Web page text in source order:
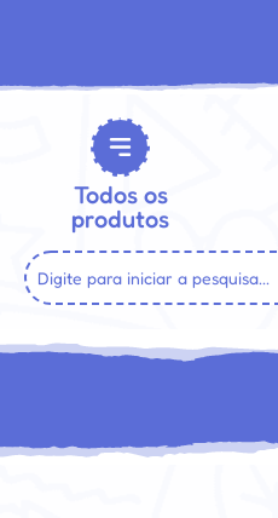
Todos os
produtos